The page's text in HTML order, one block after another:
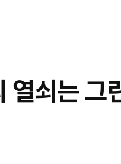
쇠는 그